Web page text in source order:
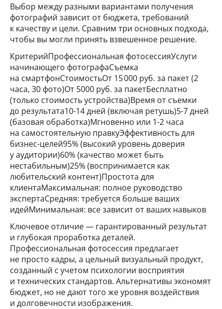
Выбор между разными вариантами получения
фотографий зависит от бюджета, требований
к качеству и цели. Сравним три основных подхода,
чтобы вы могли принять взвешенное решение.
КритерийПрофессиональная фотосессияУслуги
начинающего фотографаСъемка
на смартфонСтоимостьОт 15 000 руб. за пакет (2
часа, 30 фото)От 5000 руб. за пакетБесплатно
(только стоимость устройства)Время от съемки
до результата10-14 дней (включая ретушь)5-7 дней
(базовая обработка)Мгновенно или 1-2 часа
на самостоятельную правкуЭффективность для
бизнес-целей95% (высокий уровень доверия
у аудитории)60% (качество может быть
нестабильным)25% (воспринимается как
любительский контент)Простота для
клиентаМаксимальная: полное руководство
экспертаСредняя: требуется больше ваших
идейМинимальная: все зависит от ваших навыков
Ключевое отличие — гарантированный результат
и глубокая проработка деталей.
Профессиональная фотосессия предлагает
не просто кадры, а цельный визуальный продукт,
созданный с учетом психологии восприятия
и технических стандартов. Альтернативы экономят
бюджет, но не дают того же уровня воздействия
и долговечности изображения.